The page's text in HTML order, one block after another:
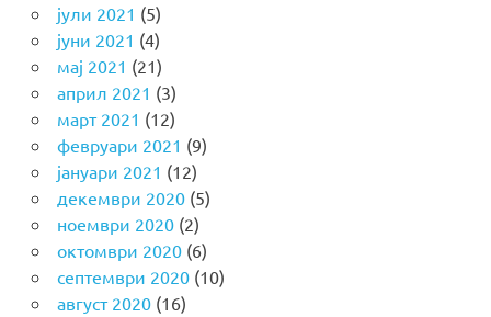
јули 2021 (5)
јуни 2021 (4)
мај 2021 (21)
април 2021 (3)
март 2021 (12)
февруари 2021 (9)
јануари 2021 (12)
декември 2020(5)
ноември 2020(2)
октомври 2020(6)
септември 2020(10)
август 2020(16)